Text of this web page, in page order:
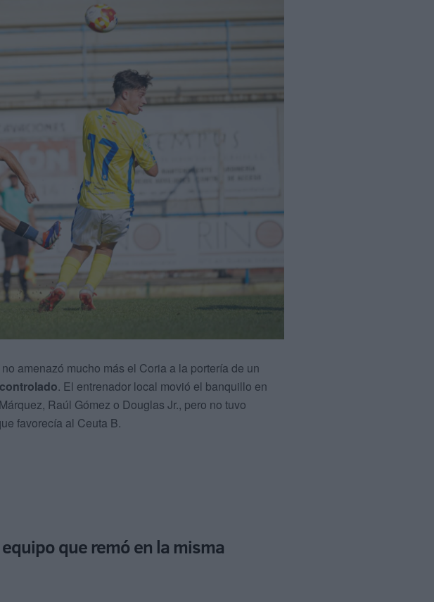
amenazó mucho más el Coria a la portería de un
. El entrenador local movió el banquillo en
Raúl Gómez o Douglas Jr., pero no tuvo
favorecía al Ceuta B.
que remó en la misma